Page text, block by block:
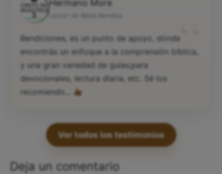
Hermano More
“
Bendiciones, es un punto de apoyo, dónde
encontrás un enfoque a la comprensión bíblica,
y una gran variedad de guías;para
devocionales, lectura diaria, etc. Sé los
recomiendo...
Ver todos los testimonios
Deja un comentario